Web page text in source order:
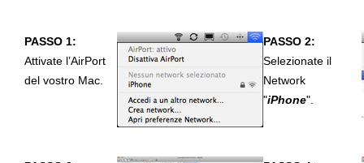
PASSO 1:
Attivate l’AirPort
del vostro Mac.
PASSO 2:
Selezionate il
Network
"iPhone".